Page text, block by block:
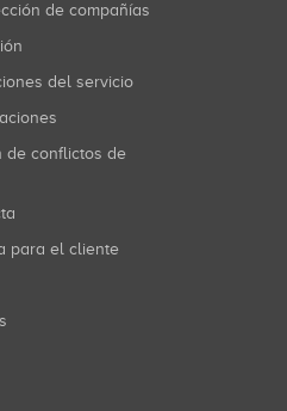
de compañías
del servicio
para el cliente